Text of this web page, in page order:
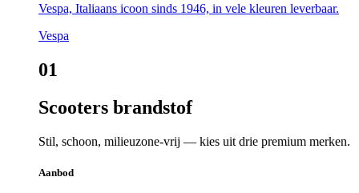
Vespa, Italiaans icoon sinds 1946, in vele kleuren leverbaar.
Vespa
01
Scooters brandstof
Stil, schoon, milieuzone-vrij — kies uit drie premium merken.
Aanbod